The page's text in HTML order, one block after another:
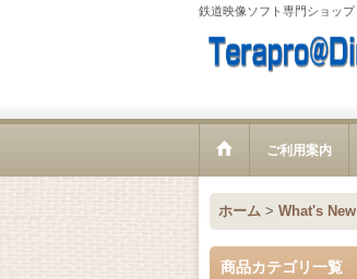
鉄道映像ソフト専門ショッ
ご利用案内
ホーム > What's New
商品カテゴリ一覧